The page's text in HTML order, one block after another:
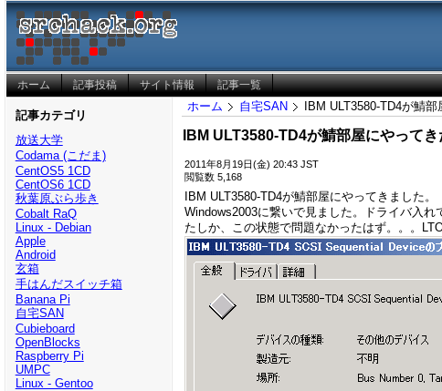
ホーム 記事投稿 サイト情報 記事一覧
記事カテゴリ
放送大学
Codama (こだま)
CentOS5 1CD
CentOS6 1CD
秋葉原ぶら歩き
Cobalt RaQ
Linux - Debian
Apple
Android
玄箱
手はんだスイッチ箱
Banana Pi
自宅SAN
Cubieboard
OpenBlocks
Raspberry Pi
UMPC
Linux - Gentoo
ホーム 自宅SAN IBM ULT3580-TD4が鯖
IBM ULT3580-TD4が鯖部屋にやってき
2011年8月19日(金) 20:43 JST
閲覧数 5,168
IBM ULT3580-TD4が鯖部屋にやってきました。
Windows2003に繋いで見ました。ドライバ入れ
たしか、この状態で問題なかったはず。。。